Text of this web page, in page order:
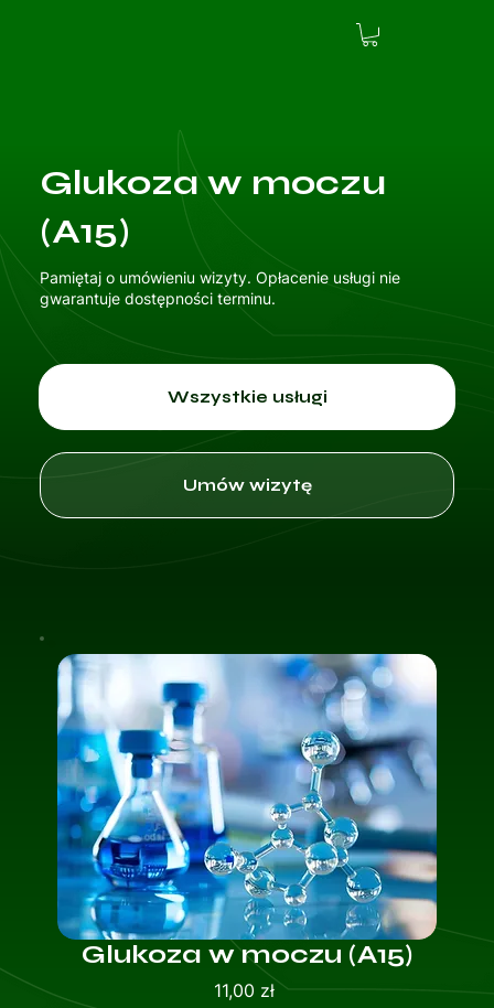
Glukoza w moczu
(A15)
Pamiętaj o umówieniu wizyty. Opłacenie usługi nie
gwarantuje dostępności terminu.
Wszystkie usługi
Umów wizytę
Glukoza w moczu (A15)
11,00 złCena